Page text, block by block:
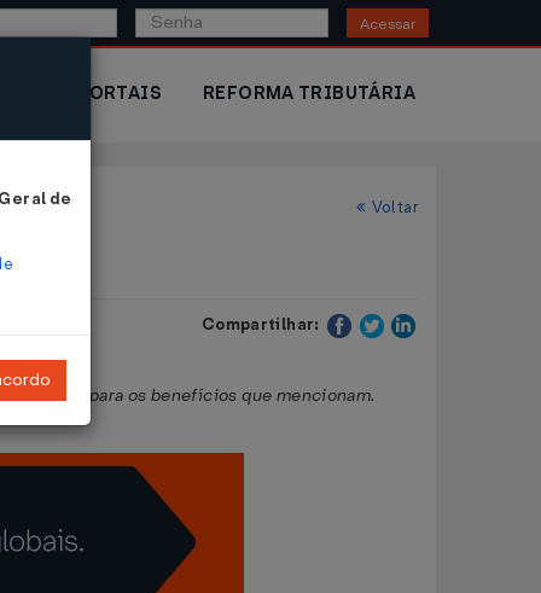
Acessar
PORTAIS REFORMA TRIBUTÁRIA
Voltar
Compartilhar:
de ICMS para os benefícios que mencionam.
de